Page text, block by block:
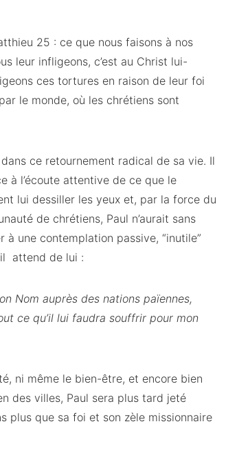
25 : ce que nous faisons à nos
leur infligeons, c’est au Christ lui-
ces tortures en raison de leur foi
le monde, où les chrétiens sont
ce retournement radical de sa vie. Il
à l’écoute attentive de ce que le
lui dessiller les yeux et, par la force du
de chrétiens, Paul n’aurait sans
une contemplation passive, “inutile”
attend de lui :
Nom auprès des nations païennes,
ce qu’il lui faudra souffrir pour mon
ni même le bien-être, et encore bien
des villes, Paul sera plus tard jeté
plus que sa foi et son zèle missionnaire